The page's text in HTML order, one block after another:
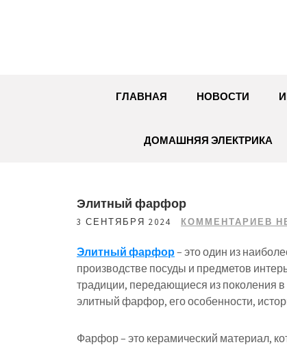
ГЛАВНАЯ НОВОСТИ
ДОМАШНЯЯ ЭЛЕКТРИКА
Элитный фарфор
3 СЕНТЯБРЯ 2024 КОММЕНТАРИЕВ
Элитный фарфор– это один из
производстве посуды и предметов
традиции, передающиеся из поколения
элитный фарфор, его особенности,
Фарфор – это керамический материал,